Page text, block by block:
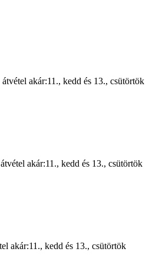
átvétel akár:11., kedd és 13., csütörtök
akár:11., kedd és 13., csütörtök
akár:11., kedd és 13., csütörtök